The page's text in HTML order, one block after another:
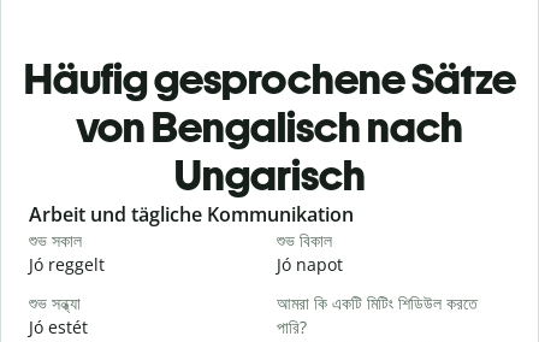
Häufig gesprochene Sätze
von Bengalisch nach
Ungarisch
Slide 1 of 6
Arbeit und tägliche Kommunikation
শুভ সকাল
Jó reggelt
শুভ বিকাল
Jó napot
শুভ সন্ধ্যা
Jó estét
আমরা কি একটি মিটিং শিডিউল করতে
পারি?